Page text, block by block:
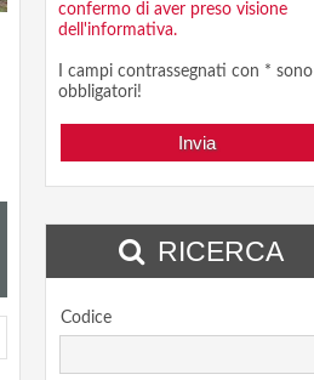
confermo di aver preso visione
dell'informativa.
I campi contrassegnati con * sono
obbligatori!
RICERCA
Codice